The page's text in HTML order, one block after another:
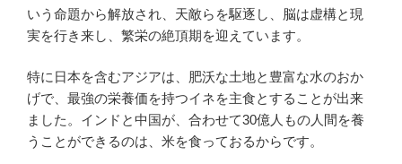
いう命題から解放され、天敵らを駆逐し、脳は虚構と現
実を行き来し、繁栄の絶頂期を迎えています。
特に日本を含むアジアは、肥沃な土地と豊富な水のおか
げで、最強の栄養価を持つイネを主食とすることが出来
ました。インドと中国が、合わせて30億人もの人間を養
うことができるのは、米を食っておるからです。